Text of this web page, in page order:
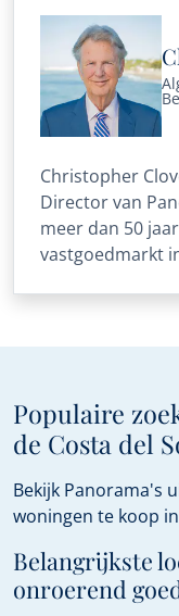
Christopher
Director van
meer dan 50
vastgoedmarkt
Populaire
de Costa del
Bekijk Panorama's
woningen te koop
Belangrijkste
onroerend